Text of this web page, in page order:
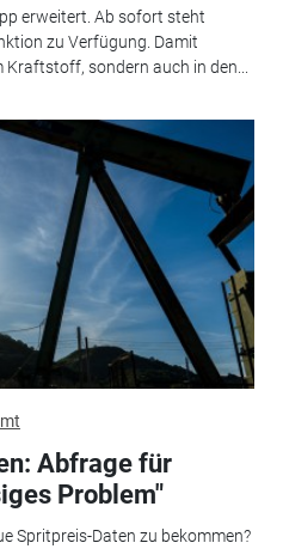
erweitert. Ab sofort steht
zu Verfügung. Damit
sondern auch in den...
Abfrage für
Problem"
Spritpreis-Daten zu bekommen?